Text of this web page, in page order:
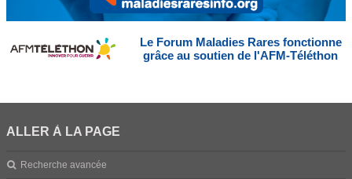
Le Forum Maladies Rares fonctionne
grâce au soutien de l'AFM-Téléthon
ALLER À LA PAGE
Recherche avancée